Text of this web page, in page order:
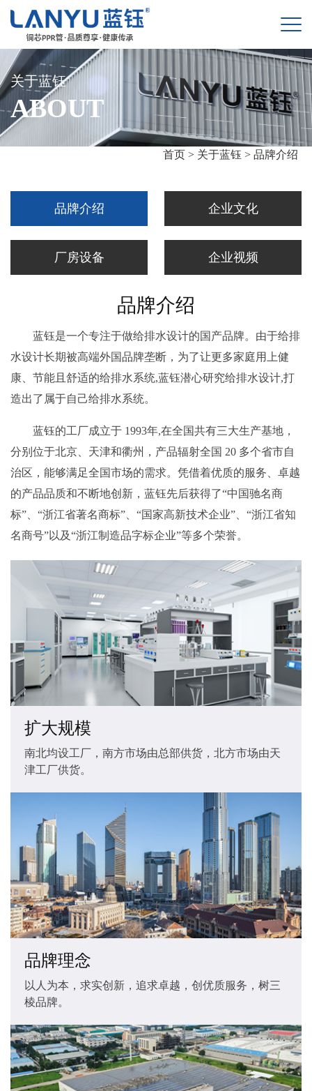
关于蓝钰
ABOUT
首页 > 关于蓝钰 > 品牌介绍
品牌介绍 企业文化
厂房设备 企业视频
品牌介绍
蓝钰是一个专注于做给排水设计的国产品牌。由于给排
水设计长期被高端外国品牌垄断，为了让更多家庭用上健
康、节能且舒适的给排水系统,蓝钰潜心研究给排水设计,打
造出了属于自己给排水系统。
蓝钰的工厂成立于 1993年,在全国共有三大生产基地，
分别位于北京、天津和衢州，产品辐射全国 20 多个省市自
治区，能够满足全国市场的需求。凭借着优质的服务、卓越
的产品品质和不断地创新，蓝钰先后获得了“中国驰名商
标”、“浙江省著名商标”、“国家高新技术企业”、“浙江省知
名商号”以及“浙江制造品字标企业”等多个荣誉。
扩大规模
南北均设工厂，南方市场由总部供货，北方市场由天
津工厂供货。
品牌理念
以人为本，求实创新，追求卓越，创优质服务，树三
棱品牌。